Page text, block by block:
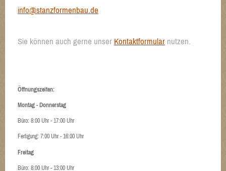
info@stanzformenbau.de
Sie können auch gerne unser Kontaktformular nutzen.
Öffnungszeiten:
Montag - Donnerstag
Büro: 8:00 Uhr - 17:00 Uhr
Fertigung: 7:00 Uhr - 16:00 Uhr
Freitag
Büro: 8:00 Uhr - 13:00 Uhr